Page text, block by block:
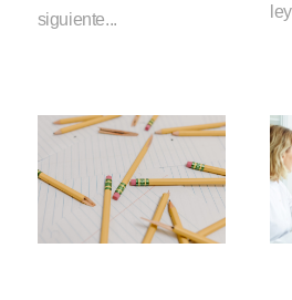
siguiente...